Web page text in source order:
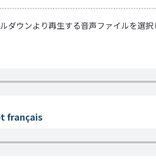
ダウンより再生する音声ファイルを選択
français